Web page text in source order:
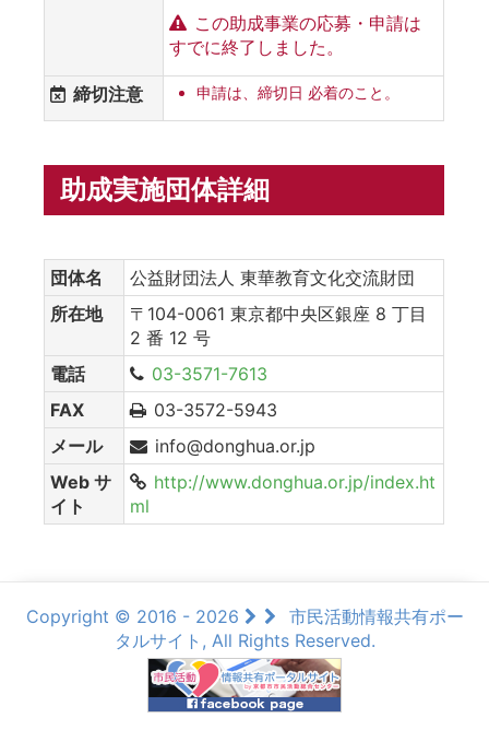
この助成事業の応募・申請は
すでに終了しました。
締切注意 申請は、締切日 必着のこと。
助成実施団体詳細
団体名
公益財団法人 東華教育文化交流財団
所在地
〒104-0061 東京都中央区銀座 8 丁目
2 番 12 号
電話
03-3571-7613
FAX
03-3572-5943
メール
info@donghua.or.jp
Web サ
イト
http://www.donghua.or.jp/index.ht
ml
Copyright © 2016 - 2026
市民活動情報共有ポー
タルサイト, All Rights Reserved.